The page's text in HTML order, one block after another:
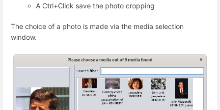
A Ctrl+Click save the photo cropping
The choice of a photo is made via the media selection
window.